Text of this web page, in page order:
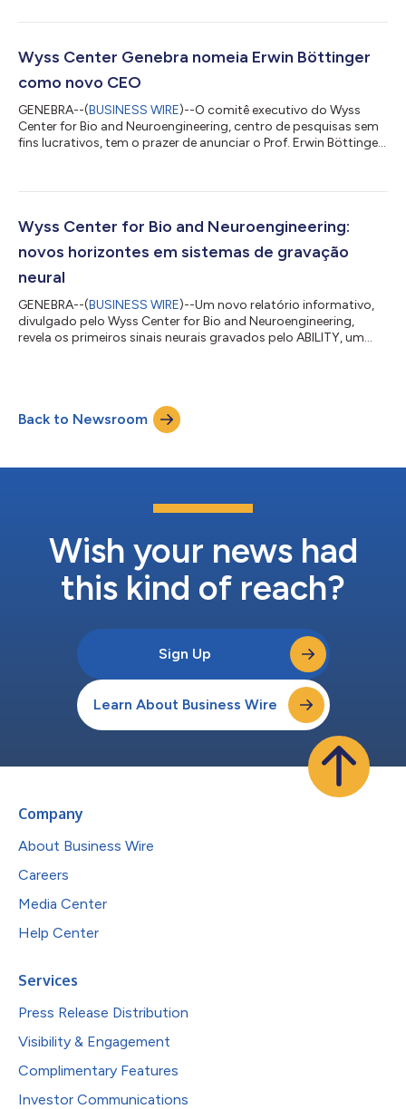
liderança como chefe de Desenvolvimento de Negócios e
liderança executiva e experiência empresarial nas áreas de
biotecnologia, tecnologia médica e medicina clín...
Wyss Center Genebra nomeia Erwin Böttinger
como novo CEO
GENEBRA--(BUSINESS WIRE)--O comitê executivo do Wyss
Center for Bio and Neuroengineering, centro de pesquisas sem
fins lucrativos, tem o prazer de anunciar o Prof. Erwin Böttinger,
Wyss Foundation para fortalecer ainda mais a missão do
transformar as vidas das pessoas com transtornos cerebrais.
Segundo o Professor Steven E. H...
Wyss Center for Bio and Neuroengineering:
novos horizontes em sistemas de gravação
neural
GENEBRA--(BUSINESS WIRE)--Um novo relatório informativo,
divulgado pelo Wyss Center for Bio and Neuroengineering,
revela os primeiros sinais neurais gravados pelo ABILITY, um
realizado com o ABILITY para permitir a comunicação a
pessoas comprometidas devido a acidente vascular cerebral
ou ELA (esclerose lateral amiotrófica). A equipe...
Back to Newsroom
Wish your news had
this kind of reach?
Sign Up
Learn About Business Wire
Company
About Business Wire
Careers
Media Center
Help Center
Services
Press Release Distribution
Visibility & Engagement
Complimentary Features
Investor Communications